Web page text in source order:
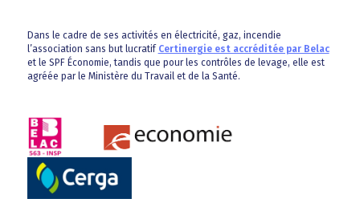
Dans le cadre de ses activités en électricité, gaz, incendie
l’association sans but lucratif Certinergie est accréditée par Belac
et le SPF Économie, tandis que pour les contrôles de levage, elle est
agréée par le Ministère du Travail et de la Santé.